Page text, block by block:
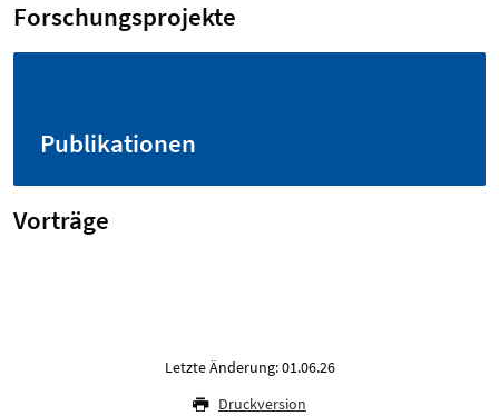
Forschungsprojekte
Publikationen
Vorträge
Letzte Änderung: 01.06.26
Druckversion